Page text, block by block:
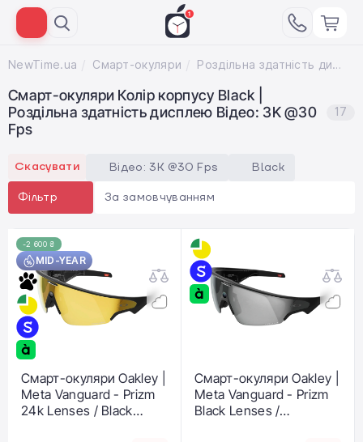
NewTime.ua Смарт-окуляри Роздільна здатність дисплею Відео: 3K @30 Fps; Колір корпусу Black
Смарт-окуляри Колір корпусу Black |
Роздільна здатність дисплею Відео: 3K @30
Fps
17
Скасувати Відео: 3K @30 Fps Black
Фільтр За замовчуванням
-2 600 ₴
MID-YEAR
Смарт-окуляри Oakley |
Meta Vanguard - Prizm
24k Lenses / Black
Смарт-окуляри Oakley |
Meta Vanguard - Prizm
Black Lenses /